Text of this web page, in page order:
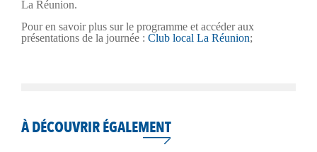
La Réunion.
Pour en savoir plus sur le programme et accéder aux
présentations de la journée : Club local La Réunion;
À DÉCOUVRIR ÉGALEMENT